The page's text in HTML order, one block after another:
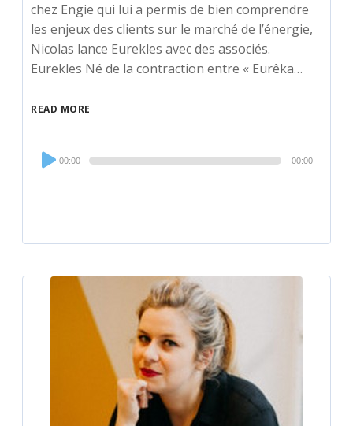
chez Engie qui lui a permis de bien comprendre
les enjeux des clients sur le marché de l’énergie,
Nicolas lance Eurekles avec des associés.
Eurekles Né de la contraction entre « Eurêka…
READ MORE
Audio
Player
00:00 00:00